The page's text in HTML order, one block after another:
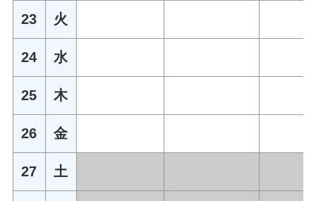
23 火
24 水
25 木
26 金
27 土